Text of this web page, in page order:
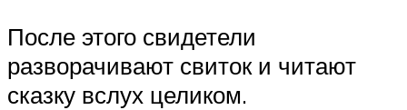
После этого свидетели
разворачивают свиток и читают
сказку вслух целиком.